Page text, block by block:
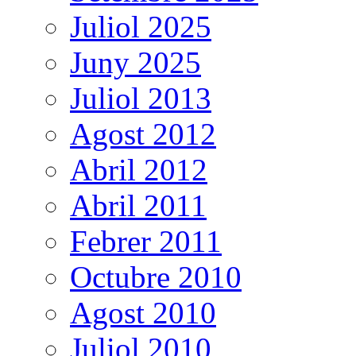
Juliol 2025
Juny 2025
Juliol 2013
Agost 2012
Abril 2012
Abril 2011
Febrer 2011
Octubre 2010
Agost 2010
Juliol 2010